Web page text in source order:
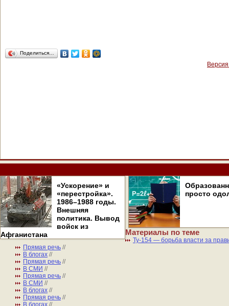
Поделиться…
«Ускорение» и
«перестройка».
1986–1988 годы.
Внешняя
политика. Вывод
войск из
Афганистана
просто
Материалы по теме
Ту-154 — борьба власти за
Прямая речь //
В блогах //
Прямая речь //
В СМИ //
Прямая речь //
В СМИ //
В блогах //
Прямая речь //
В блогах //